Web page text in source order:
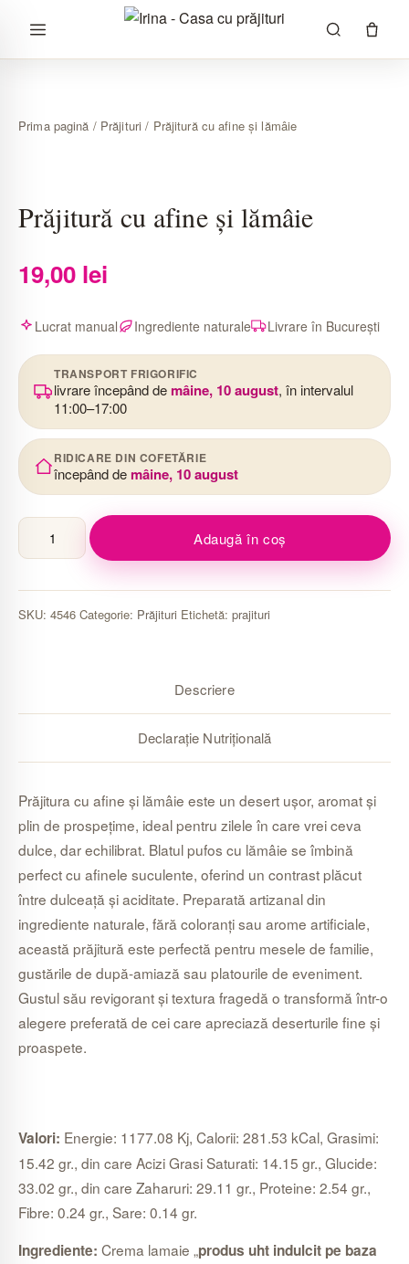
Prima pagină / Prăjituri / Prăjitură cu afine și lămâie
Prăjitură cu afine și lămâie
19,00 lei
Lucrat manual Ingrediente naturale Livrare în București
TRANSPORT FRIGORIFIC
livrare începând demâine, 10 august, în intervalul
11:00–17:00
RIDICARE DIN COFETĂRIE
începând demâine, 10 august
Cantitate
Prăjitură
afine
și
Adaugă în coș
SKU: 4546 Categorie: Prăjituri Etichetă: prajituri
Descriere
Declarație Nutrițională
Prăjitura cu afine și lămâie este un desert ușor, aromat și
plin de prospețime, ideal pentru zilele în care vrei ceva
dulce, dar echilibrat. Blatul pufos cu lămâie se îmbină
perfect cu afinele suculente, oferind un contrast plăcut
între dulceață și aciditate. Preparată artizanal din
ingrediente naturale, fără coloranți sau arome artificiale,
această prăjitură este perfectă pentru mesele de familie,
gustările de după-amiază sau platourile de eveniment.
Gustul său revigorant și textura fragedă o transformă într-o
alegere preferată de cei care apreciază deserturile fine și
proaspete.
Valori: Energie: 1177.08 Kj, Calorii: 281.53 kCal, Grasimi:
15.42 gr., din care Acizi Grasi Saturati: 14.15 gr., Glucide:
33.02 gr., din care Zaharuri: 29.11 gr., Proteine: 2.54 gr.,
Fibre: 0.24 gr., Sare: 0.14 gr.
Ingrediente: Crema lamaie „produs uht indulcit pe baza